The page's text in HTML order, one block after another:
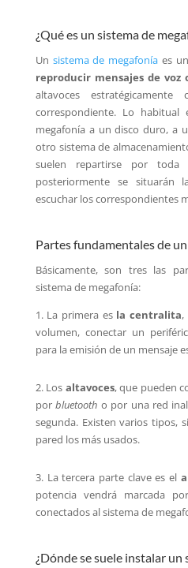
¿Qué es un sistema de
Un sistema de megafonía es
reproducir mensajes de voz
altavoces
correspondiente. Lo
megafonía a un disco duro, a
otro sistema de
suelen repartirse por
posteriormente se situarán
escuchar los correspondientes
Partes fundamentales de
Básicamente, son tres las
sistema de megafonía:
1. La primera es la centralita,
volumen, conectar un
para la emisión de un mensaje
2. Los altavoces, que pueden
porbluetooth o por una red
segunda. Existen varios tipos,
pared los más usados.
3. La tercera parte clave es el
potencia vendrá marcada
conectados al sistema de
¿Dónde se suele instalar un